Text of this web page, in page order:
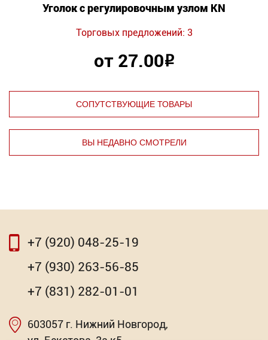
Уголок с регулировочным узлом KN
Торговых предложений: 3
от 27.00Р
СОПУТСТВУЮЩИЕ ТОВАРЫ
⇦
Уголок с регулировочным узлом KN
⇨
ВЫ НЕДАВНО СМОТРЕЛИ
⇦
Насадка для МФИ ЗУБР DIAMOND керамика,
+7 (920) 048-25-19
+7 (930) 263-56-85
+7 (831) 282-01-01
603057 г. Нижний Новгород,